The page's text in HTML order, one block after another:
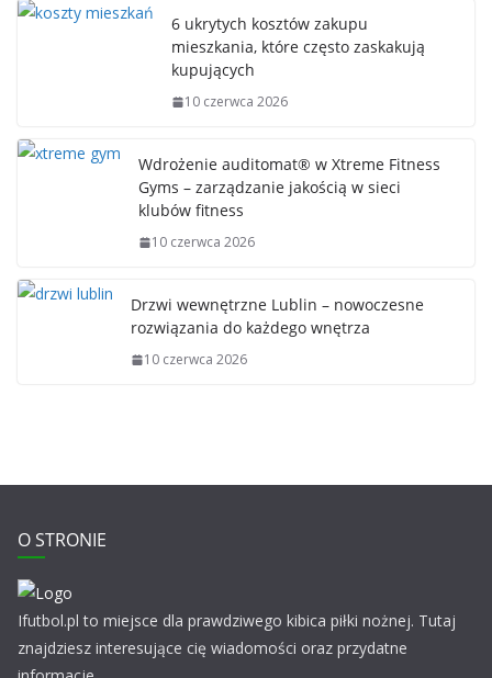
6 ukrytych kosztów zakupu
mieszkania, które często zaskakują
kupujących
10 czerwca 2026
Wdrożenie auditomat® w Xtreme Fitness
Gyms – zarządzanie jakością w sieci
klubów fitness
10 czerwca 2026
Drzwi wewnętrzne Lublin – nowoczesne
rozwiązania do każdego wnętrza
10 czerwca 2026
O STRONIE
Ifutbol.pl to miejsce dla prawdziwego kibica piłki nożnej. Tutaj
znajdziesz interesujące cię wiadomości oraz przydatne